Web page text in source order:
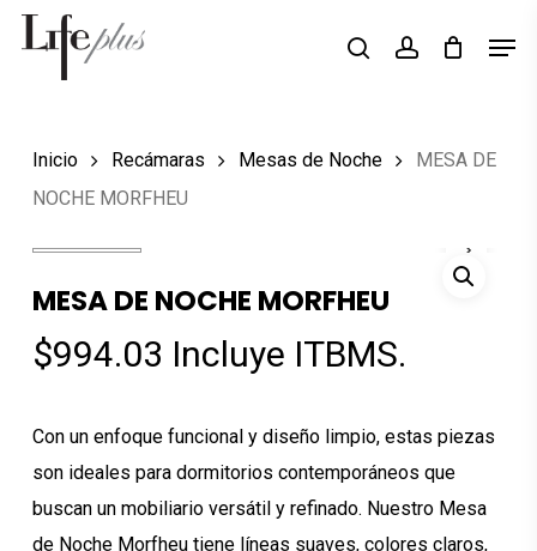
Skip
Búsqueda
productos
searchaccount
Inicio Recámaras Mesas de Noche
MESA DE
NOCHE MORFHEU
MESA DE NOCHE MORFHEU
$994.03 Incluye ITBMS.
Con un enfoque funcional y diseño limpio, estas piezas
son ideales para dormitorios contemporáneos que
buscan un mobiliario versátil y refinado. Nuestro Mesa
de Noche Morfheu tiene líneas suaves, colores claros,